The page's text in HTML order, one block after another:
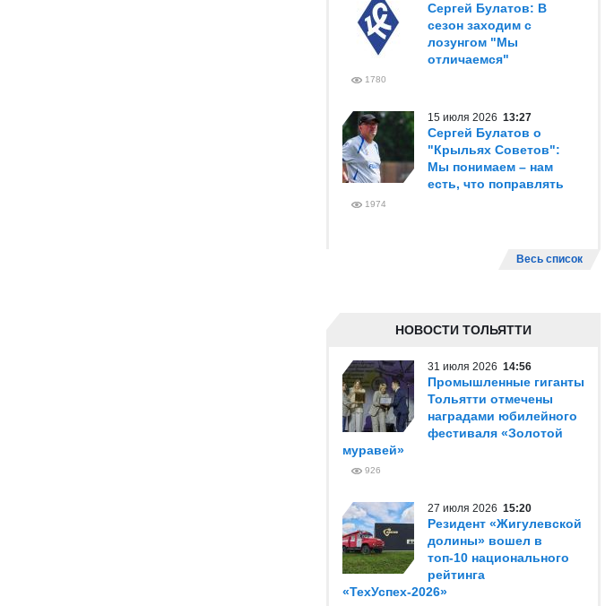
Сергей Булатов: В
сезон заходим с
лозунгом "Мы
отличаемся"
1780
15 июля 2026 13:27
Сергей Булатов о
"Крыльях Советов":
Мы понимаем – нам
есть, что поправлять
1974
Весь список
НОВОСТИ ТОЛЬЯТТИ
31 июля 2026 14:56
Промышленные гиганты
Тольятти отмечены
наградами юбилейного
фестиваля «Золотой
муравей»
926
27 июля 2026 15:20
Резидент «Жигулевской
долины» вошел в
топ-10 национального
рейтинга
«ТехУспех-2026»